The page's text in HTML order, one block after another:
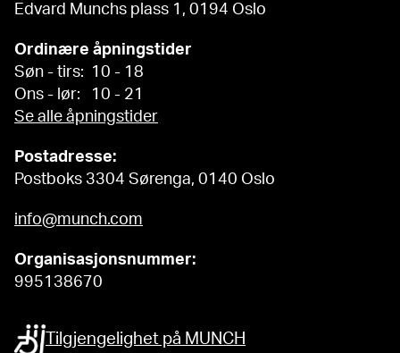
Edvard Munchs plass 1, 0194 Oslo
Ordinære åpningstider
Søn - tirs: 10 - 18
Ons - lør: 10 - 21
Se alle åpningstider
Postadresse:
Postboks 3304 Sørenga, 0140 Oslo
info@munch.com
Organisasjonsnummer:
995138670
Tilgjengelighet på MUNCH